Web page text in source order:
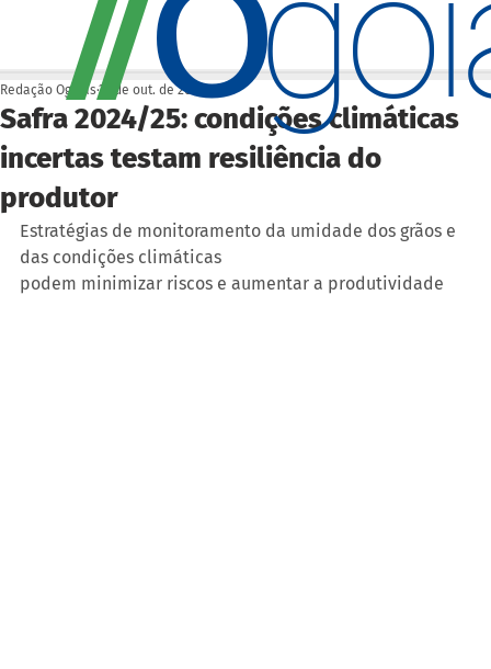
Safra 2024/25: condições climáticas
incertas testam resiliência do
produtor
Redação Ogoiás 21 de out. de 2024
Estratégias de monitoramento da umidade dos grãos e
das condições climáticas
podem minimizar riscos e aumentar a produtividade